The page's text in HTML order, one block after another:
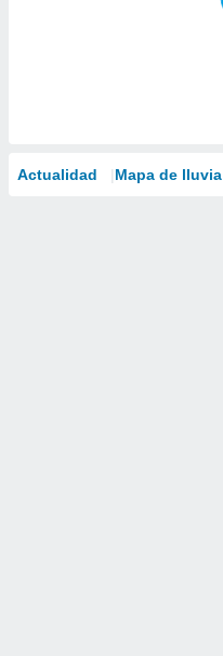
Actualidad Mapa de lluvia